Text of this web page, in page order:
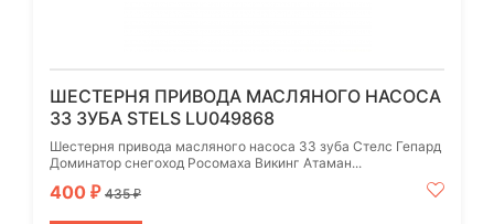
ШЕСТЕРНЯ ПРИВОДА МАСЛЯНОГО НАСОСА
33 ЗУБА STELS LU049868
Шестерня привода масляного насоса 33 зуба Стелс Гепард
Доминатор снегоход Росомаха Викинг Атаман...
400 ₽ 435₽